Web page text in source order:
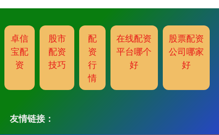
卓信
宝配
资
股市
配资
技巧
配
资
行
情
在线配资
平台哪个
好
股票配资
公司哪家
好
友情链接：